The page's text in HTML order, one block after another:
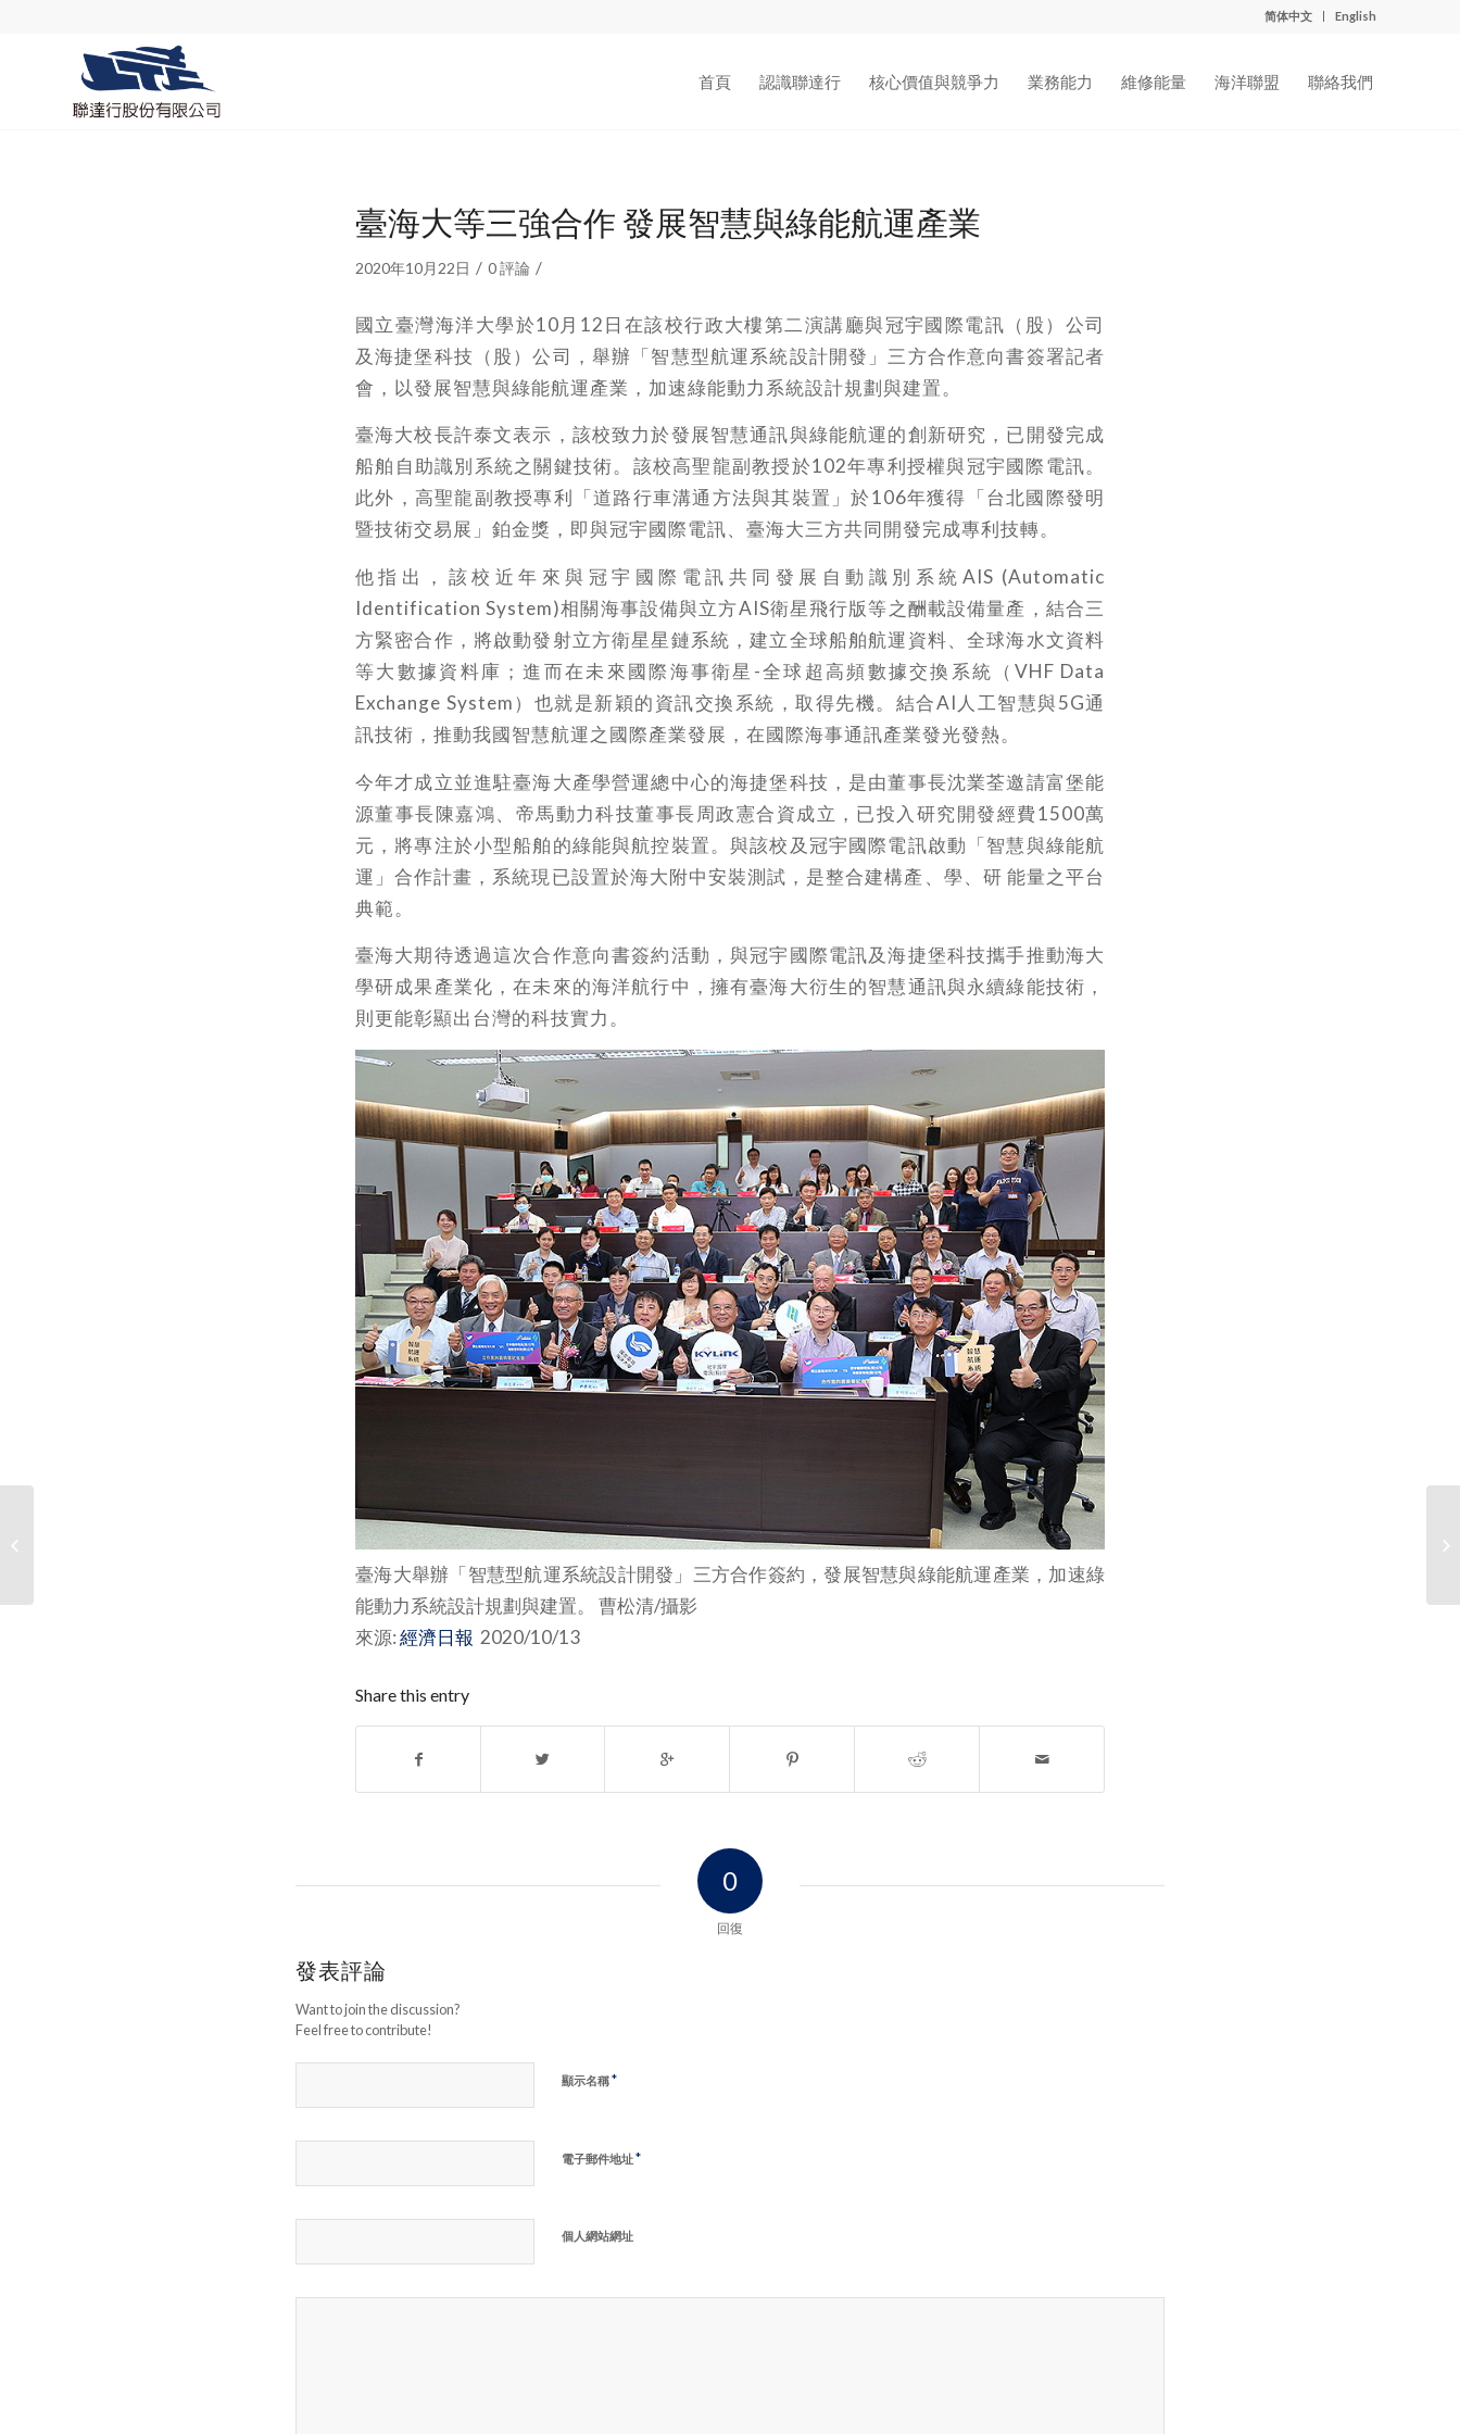
简体中文 English
首頁 認識聯達行 核心價值與競爭力 業務能力 維修能量 海洋聯盟 聯絡我們
臺海大等三強合作 發展智慧與綠能航運產業
2020年10月22日 / 0 評論 /
國立臺灣海洋大學於10月12日在該校行政大樓第二演講廳與冠宇國際電訊（股）公司
及海捷堡科技（股）公司，舉辦「智慧型航運系統設計開發」三方合作意向書簽署記者
會，以發展智慧與綠能航運產業，加速綠能動力系統設計規劃與建置。
臺海大校長許泰文表示，該校致力於發展智慧通訊與綠能航運的創新研究，已開發完成
船舶自助識別系統之關鍵技術。該校高聖龍副教授於102年專利授權與冠宇國際電訊。
此外，高聖龍副教授專利「道路行車溝通方法與其裝置」於106年獲得「台北國際發明
暨技術交易展」鉑金獎，即與冠宇國際電訊、臺海大三方共同開發完成專利技轉。
他指出，該校近年來與冠宇國際電訊共同發展自動識別系統AIS (Automatic
Identification System)相關海事設備與立方AIS衛星飛行版等之酬載設備量產，結合三
方緊密合作，將啟動發射立方衛星星鏈系統，建立全球船舶航運資料、全球海水文資料
等大數據資料庫；進而在未來國際海事衛星-全球超高頻數據交換系統（VHF Data
Exchange System）也就是新穎的資訊交換系統，取得先機。結合AI人工智慧與5G通
訊技術，推動我國智慧航運之國際產業發展，在國際海事通訊產業發光發熱。
今年才成立並進駐臺海大產學營運總中心的海捷堡科技，是由董事長沈業荃邀請富堡能
源董事長陳嘉鴻、帝馬動力科技董事長周政憲合資成立，已投入研究開發經費1500萬
元，將專注於小型船舶的綠能與航控裝置。與該校及冠宇國際電訊啟動「智慧與綠能航
運」合作計畫，系統現已設置於海大附中安裝測試，是整合建構產、學、研 能量之平台
典範。
臺海大期待透過這次合作意向書簽約活動，與冠宇國際電訊及海捷堡科技攜手推動海大
學研成果產業化，在未來的海洋航行中，擁有臺海大衍生的智慧通訊與永續綠能技術，
則更能彰顯出台灣的科技實力。
臺海大舉辦「智慧型航運系統設計開發」三方合作簽約，發展智慧與綠能航運產業，加速綠
能動力系統設計規劃與建置。 曹松清/攝影
來源:經濟日報 2020/10/13
Share this entry
0
回復
發表評論
Want to join the discussion?
Feel free to contribute!
顯示名稱*
電子郵件地址*
個人網站網址